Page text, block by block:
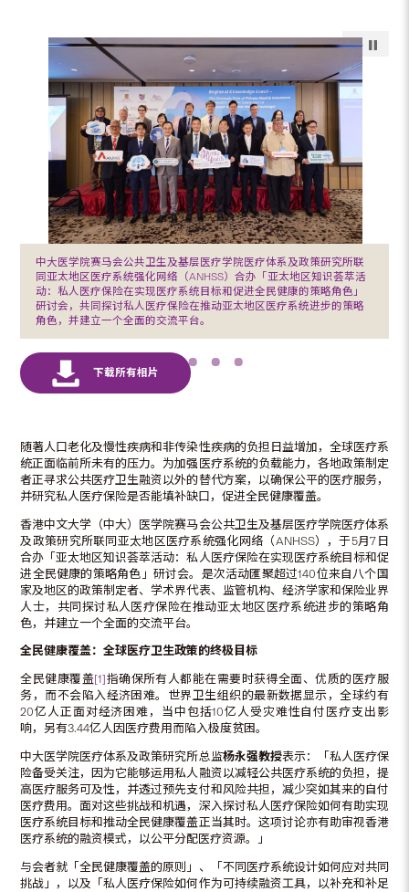
中大医学院赛马会公共卫生及基层医疗学院医疗体系及政策研究所联
同亚太地区医疗系统强化网络（ANHSS）合办「亚太地区知识荟萃活
动：私人医疗保险在实现医疗系统目标和促进全民健康的策略角色」
研讨会，共同探讨私人医疗保险在推动亚太地区医疗系统进步的策略
角色，并建立一个全面的交流平台。
随著人口老化及慢性疾病和非传染性疾病的负担日益增加，全球医疗系
统正面临前所未有的压力。为加强医疗系统的负载能力，各地政策制定
者正寻求公共医疗卫生融资以外的替代方案，以确保公平的医疗服务，
并研究私人医疗保险是否能填补缺口，促进全民健康覆盖。
香港中文大学（中大）医学院赛马会公共卫生及基层医疗学院医疗体系
及政策研究所联同亚太地区医疗系统强化网络（ANHSS），于5月7日
合办「亚太地区知识荟萃活动：私人医疗保险在实现医疗系统目标和促
进全民健康的策略角色」研讨会。是次活动匯聚超过140位来自八个国
家及地区的政策制定者、学术界代表、监管机构、经济学家和保险业界
人士，共同探讨私人医疗保险在推动亚太地区医疗系统进步的策略角
色，并建立一个全面的交流平台。
全民健康覆盖：全球医疗卫生政策的终极目标
全民健康覆盖[1]指确保所有人都能在需要时获得全面、优质的医疗服
务，而不会陷入经济困难。世界卫生组织的最新数据显示，全球约有
20亿人正面对经济困难，当中包括10亿人受灾难性自付医疗支出影
响，另有3.44亿人因医疗费用而陷入极度贫困。
中大医学院医疗体系及政策研究所总监杨永强教授表示：「私人医疗保
险备受关注，因为它能够运用私人融资以减轻公共医疗系统的负担，提
高医疗服务可及性，并透过预先支付和风险共担，减少突如其来的自付
医疗费用。面对这些挑战和机遇，深入探讨私人医疗保险如何有助实现
医疗系统目标和推动全民健康覆盖正当其时。这项讨论亦有助审视香港
医疗系统的融资模式，以公平分配医疗资源。」
与会者就「全民健康覆盖的原则」、「不同医疗系统设计如何应对共同
挑战」，以及「私人医疗保险如何作为可持续融资工具，以补充和补足